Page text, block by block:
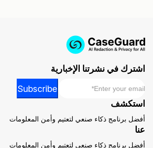
اشترك في نشرتنا الإخبارية
*
Subscribe
استكشف
أفضل برنامج ذكاء صنعي لتعتيم وأمن المعلومات
عنا
أفضل برنامج ذكاء صنعي لتعتيم وأمن المعلومات